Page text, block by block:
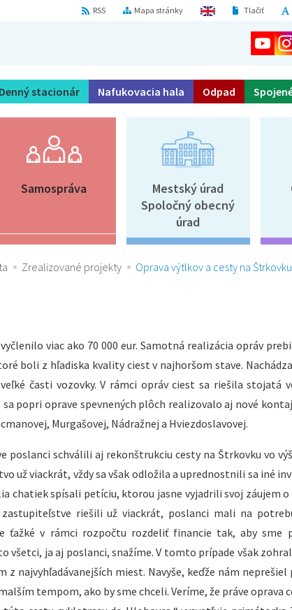
Tlačiť
Mapa stránky
RSS
Denný stacionár Nafukovacia hala Odpad
Samospráva
Mestský úrad
Spoločný obecný
úrad
Zrealizované projekty Oprava výtlkov a cesty na Štrkovku
viac ako 70 000 eur. Samotná realizácia opráv
boli z hľadiska kvality ciest v najhoršom stave.
časti vozovky. V rámci opráv ciest sa riešila stojatá
popri oprave spevnených plôch realizovalo aj nové
Murgašovej, Nádražnej a Hviezdoslavovej.
schválili aj rekonštrukciu cesty na Štrkovku vo
už viackrát, vždy sa však odložila a uprednostnili sa iné
chatiek spísali petíciu, ktorou jasne vyjadrili svoj záujem o
riešili už viackrát, poslanci mali na
ťažké v rámci rozpočtu rozdeliť financie tak, aby sme
ja aj poslanci, snažíme. V tomto prípade však
najvyhľadávanejších miest. Navyše, keďže nám
tempom, ako by sme chceli. Veríme, že práve oprava